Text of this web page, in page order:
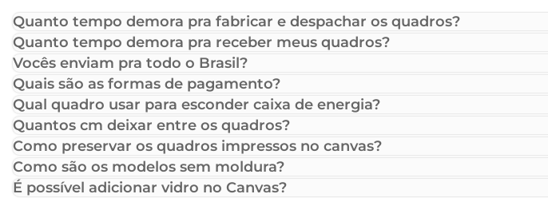
Quanto tempo demora pra fabricar e despachar os quadros?
Quanto tempo demora pra receber meus quadros?
Vocês enviam pra todo o Brasil?
Quais são as formas de pagamento?
Qual quadro usar para esconder caixa de energia?
Quantos cm deixar entre os quadros?
Como preservar os quadros impressos no canvas?
Como são os modelos sem moldura?
É possível adicionar vidro no Canvas?